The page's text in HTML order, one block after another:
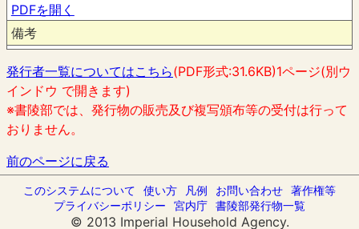
PDFを開く
備考
発行者一覧についてはこちら(PDF形式:31.6KB)1ページ(別ウ
インドウ で開きます)
※書陵部では、発行物の販売及び複写頒布等の受付は行って
おりません。
前のページに戻る
このシステムについて 使い方 凡例 お問い合わせ 著作権等
プライバシーポリシー
宮内庁 書陵部発行物一覧
© 2013 Imperial Household Agency.